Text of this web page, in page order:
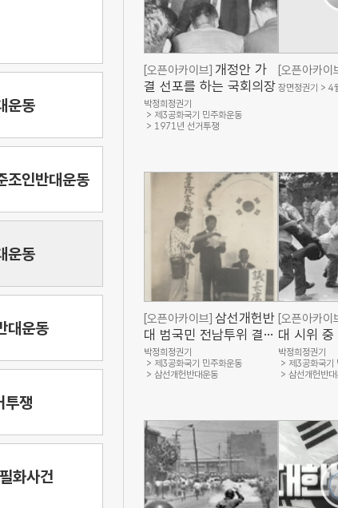
운동
조인반대운동
운동
대운동
쟁
화사건
[오픈아카이브] 개정안 가
결 선포를 하는 국회의장
박정희정권기
제3공화국기 민주화운동
1971년 선거투쟁
[오픈아카이
장면정권기 4
[오픈아카이브] 삼선개헌반
대 범국민 전남투위 결성
식 사진(민주화운동기념
사업회)
박정희정권기
제3공화국기 민주화운동
삼선개헌반대운동
[오픈아카이
대 시위 중
는 시민(경
주화운동
박정희정권기
제3공화국기
삼선개헌반대